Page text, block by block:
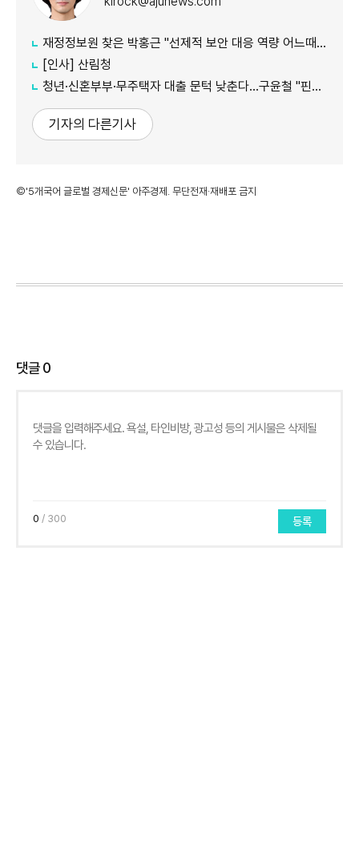
재정정보원 찾은 박홍근 "선제적 보안 대응 역량 어느때보다 중요"
[인사] 산림청
청년·신혼부부·무주택자 대출 문턱 낮춘다…구윤철 "핀셋 지원 고민"
기자의 다른기사
©'5개국어 글로벌 경제신문' 아주경제. 무단전재·재배포 금지
댓글0
0 / 300 등록